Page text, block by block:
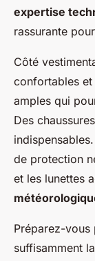
expertise
rassurante
Côté
confortables
amples qui
Des
de protection
et les lunettes
Préparez-vous
suffisamment